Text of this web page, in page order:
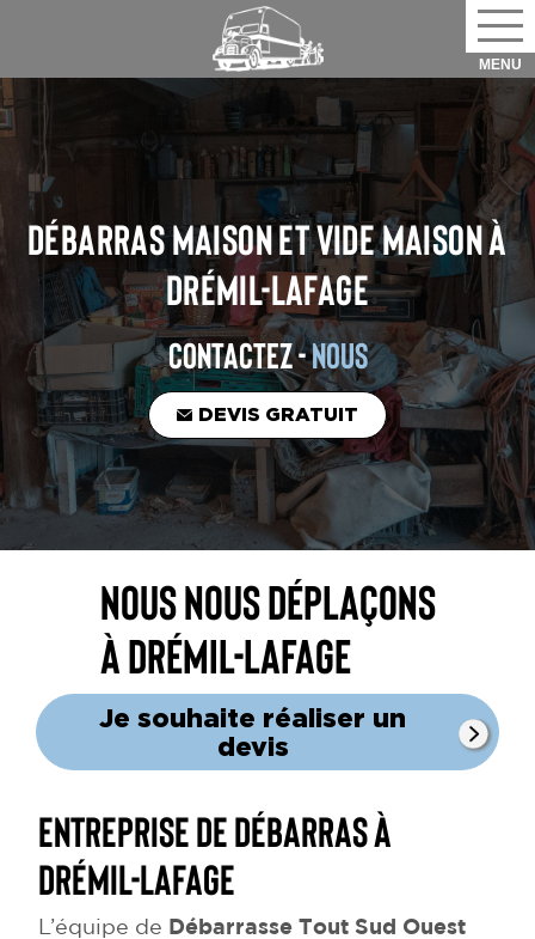
DÉBARRAS MAISON ET VIDE MAISONÀ
DRÉMIL-LAFAGE
CONTACTEZ -NOUS
DEVIS GRATUIT
Nous nous déplaçons
à Drémil-Lafage
Je souhaite réaliser un
devis
Entreprise de débarras à
Drémil-Lafage
L’équipe de
Débarrasse Tout Sud Ouest